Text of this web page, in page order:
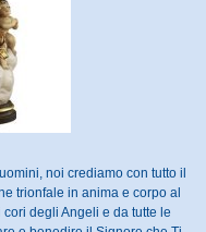
noi crediamo con tutto il
trionfale in anima e corpo al
degli Angeli e da tutte le